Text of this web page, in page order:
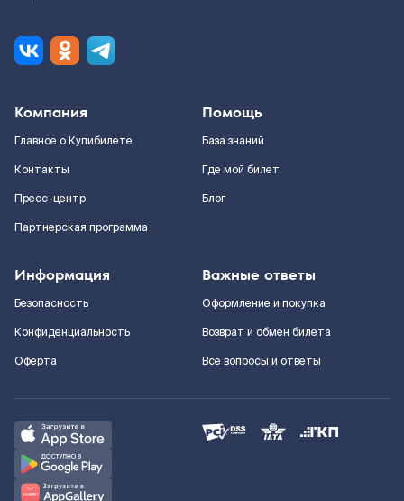
Компания
Главное о Купибилете
Контакты
Пресс-центр
Партнерская программа
Помощь
База знаний
Где мой билет
Блог
Информация
Безопасность
Конфиденциальность
Оферта
Важные ответы
Оформление и покупка
Возврат и обмен билета
Все вопросы и ответы